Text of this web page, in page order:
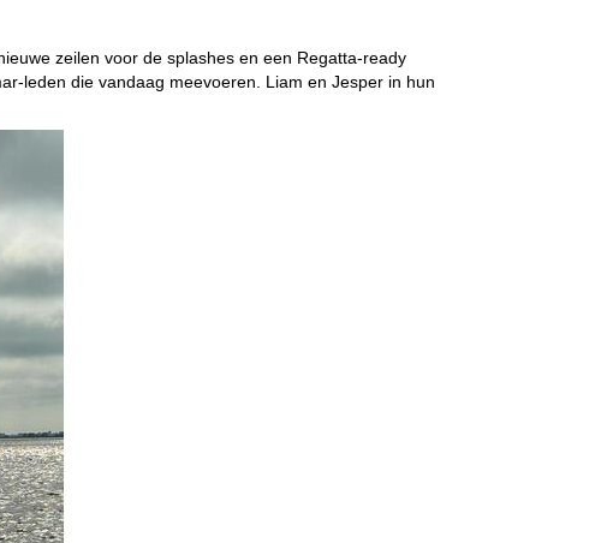
zeilen voor de splashes en een Regatta-ready
leden die vandaag meevoeren. Liam en Jesper in hun